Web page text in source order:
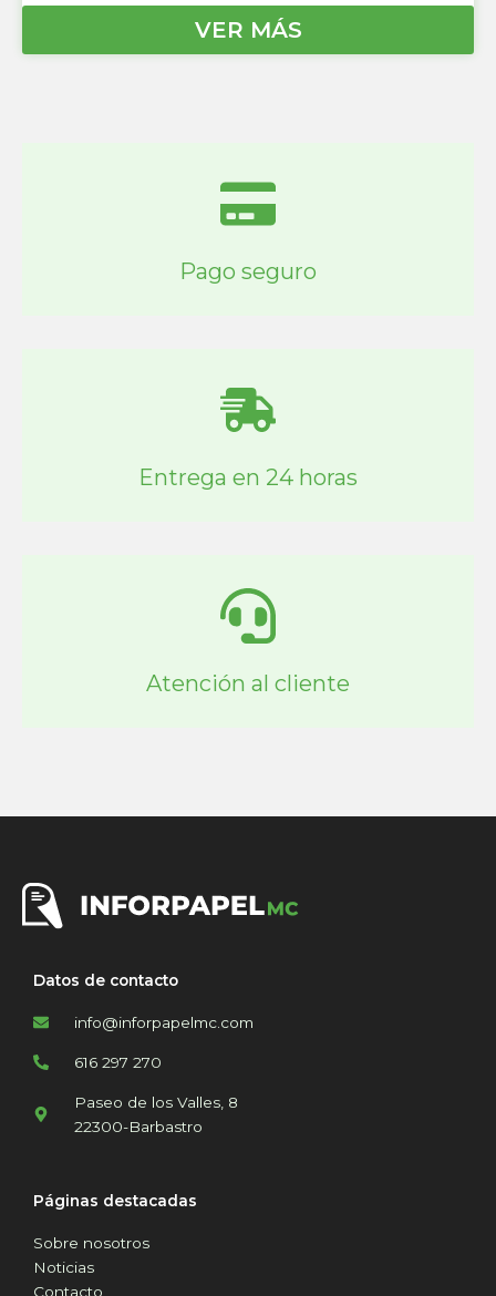
VER MÁS
Pago seguro
Entrega en 24 horas
Atención al cliente
Datos de contacto
info@inforpapelmc.com
616 297 270
Paseo de los Valles, 8
22300-Barbastro
Páginas destacadas
Sobre nosotros
Noticias
Contacto